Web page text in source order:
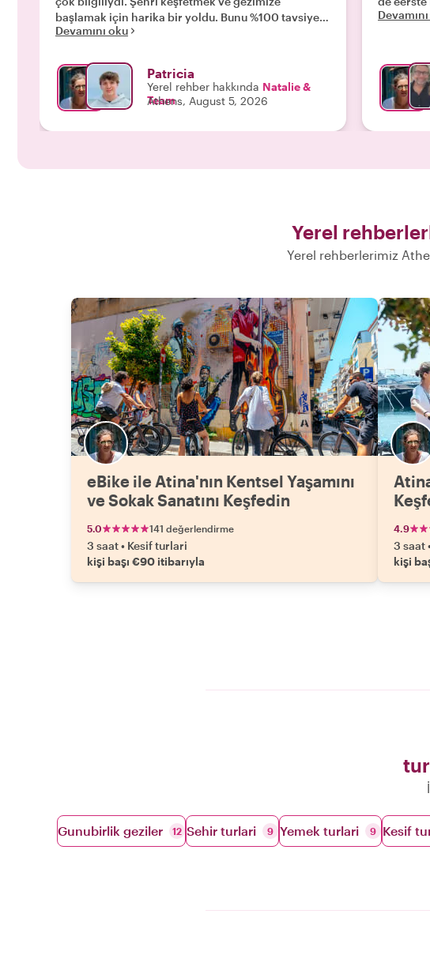
başlamak için harika bir yoldu. Bunu %100 tavsiye
ederim!!"
Devamını oku
Patricia
Yerel rehber hakkında Natalie &
Team
Athens, August 5, 2026
Yerel
Yerel rehberlerimiz
eBike ile Atina'nın Kentsel Yaşamını
ve Sokak Sanatını Keşfedin
5.0 141 değerlendirme
3 saat• Kesif turlari
kişi başı €90 itibarıyla
4.9
3 saat
kişi
Gunubirlik geziler 12 Sehir turlari 9 Yemek turlari 9 Kesif